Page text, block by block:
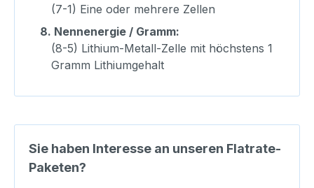
(7-1) Eine oder mehrere Zellen
8. Nennenergie / Gramm:
(8-5) Lithium-Metall-Zelle mit höchstens 1
Gramm Lithiumgehalt
Sie haben Interesse an unseren Flatrate-
Paketen?